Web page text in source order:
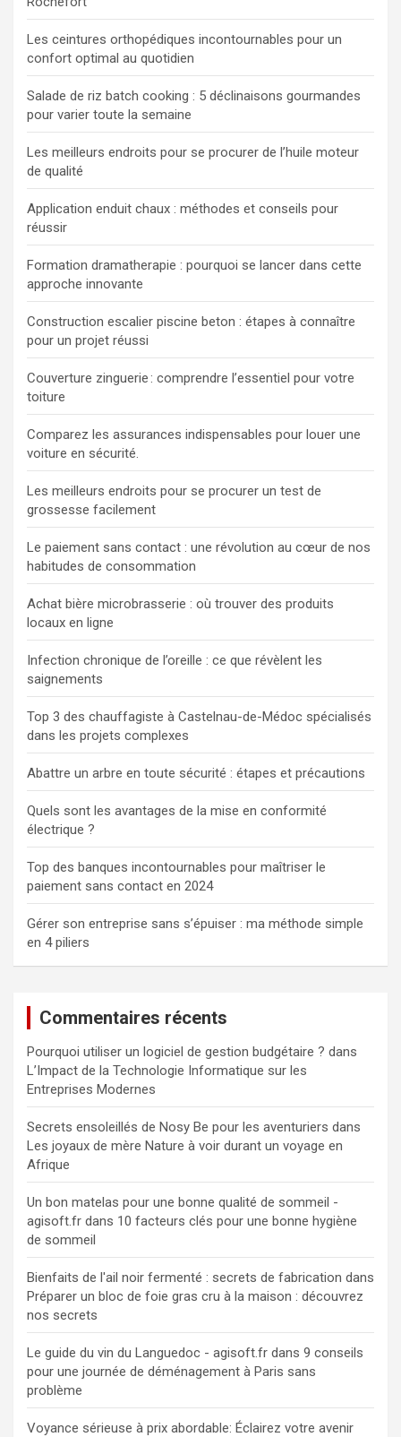
Les ceintures orthopédiques incontournables pour un
confort optimal au quotidien
Salade de riz batch cooking : 5 déclinaisons gourmandes
pour varier toute la semaine
Les meilleurs endroits pour se procurer de l’huile moteur
de qualité
Application enduit chaux : méthodes et conseils pour
réussir
Formation dramatherapie : pourquoi se lancer dans cette
approche innovante
Construction escalier piscine beton : étapes à connaître
pour un projet réussi
Couverture zinguerie : comprendre l’essentiel pour votre
toiture
Comparez les assurances indispensables pour louer une
voiture en sécurité.
Les meilleurs endroits pour se procurer un test de
grossesse facilement
Le paiement sans contact : une révolution au cœur de nos
habitudes de consommation
Achat bière microbrasserie : où trouver des produits
locaux en ligne
Infection chronique de l’oreille : ce que révèlent les
saignements
Top 3 des chauffagiste à Castelnau-de-Médoc spécialisés
dans les projets complexes
Abattre un arbre en toute sécurité : étapes et précautions
Quels sont les avantages de la mise en conformité
électrique ?
Top des banques incontournables pour maîtriser le
paiement sans contact en 2024
Gérer son entreprise sans s’épuiser : ma méthode simple
en 4 piliers
Commentaires récents
Pourquoi utiliser un logiciel de gestion budgétaire ? dans
L’Impact de la Technologie Informatique sur les
Entreprises Modernes
Secrets ensoleillés de Nosy Be pour les aventuriers dans
Les joyaux de mère Nature à voir durant un voyage en
Afrique
Un bon matelas pour une bonne qualité de sommeil -
agisoft.fr dans 10 facteurs clés pour une bonne hygiène
de sommeil
Bienfaits de l'ail noir fermenté : secrets de fabrication dans
Préparer un bloc de foie gras cru à la maison : découvrez
nos secrets
Le guide du vin du Languedoc - agisoft.fr dans 9 conseils
pour une journée de déménagement à Paris sans
problème
Voyance sérieuse à prix abordable: Éclairez votre avenir